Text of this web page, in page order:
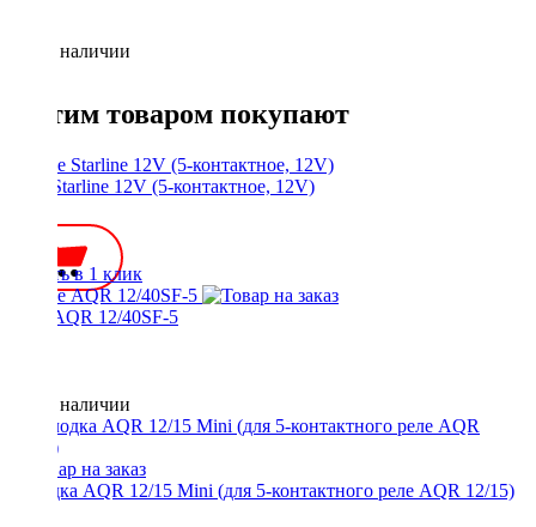
Нет в наличии
С этим товаром покупают
Реле Starline 12V (5-контактное, 12V)
Купить в 1 клик
Реле AQR 12/40SF-5
Нет в наличии
Колодка AQR 12/15 Mini (для 5-контактного реле AQR 12/15)